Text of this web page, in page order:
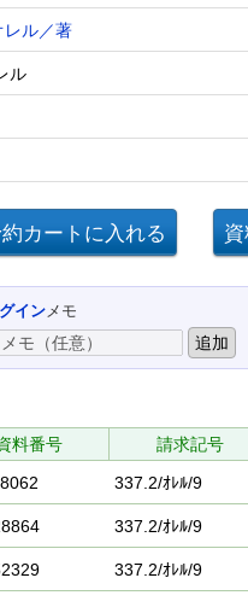
レル／著
ル
インメモ
料番号 請求記号
337.2/ｵﾚﾙ/9
337.2/ｵﾚﾙ/9
337.2/ｵﾚﾙ/9